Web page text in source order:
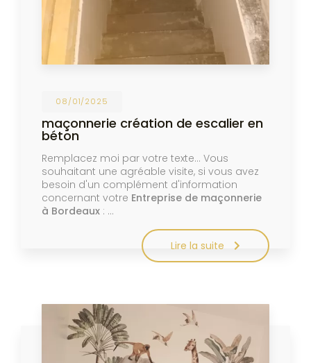
08/01/2025
maçonnerie création de escalier en
béton
Remplacez moi par votre texte... Vous
souhaitant une agréable visite, si vous avez
besoin d'un complément d'information
concernant votre Entreprise de maçonnerie
à Bordeaux : …
Lire la suite